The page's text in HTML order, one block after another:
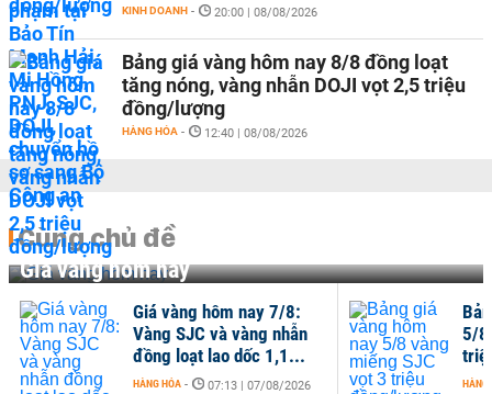
KINH DOANH - 20:00 | 08/08/2026
Bảng giá vàng hôm nay 8/8 đồng loạt
tăng nóng, vàng nhẫn DOJI vọt 2,5 triệu
đồng/lượng
HÀNG HÓA - 12:40 | 08/08/2026
Cùng chủ đề
Giá vàng hôm nay
Giá vàng hôm nay 7/8:
Vàng SJC và vàng nhẫn
đồng loạt lao dốc 1,1...
HÀNG HÓA - 07:13 | 07/08/2026
5/8
HÀNG